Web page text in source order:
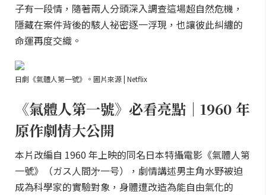
子有一段情，隨著兩人分頭深入調查這場超自然危機，
隱藏在案件背後的駭人祕密逐一浮現，也讓彼此糾纏的
命運再度交織。
日劇《氣體人第一號》。圖片來源 | Netflix
《氣體人第一號》必看亮點｜1960 年
原作劇情大公開
本片改編自 1960 年上映的同名日本特攝電影《氣體人第
一號》（ガス人間㐧一号），劇情講述男主角水野被迫
成為科學家的實驗對象，身體遭改造為能自由氣化的